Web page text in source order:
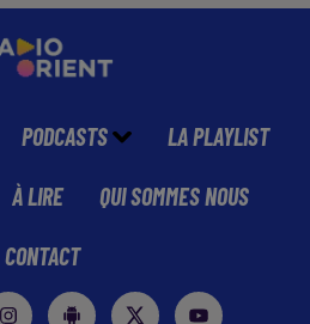
PODCASTS LA PLAYLIST
À LIRE QUI SOMMES NOUS
CONTACT